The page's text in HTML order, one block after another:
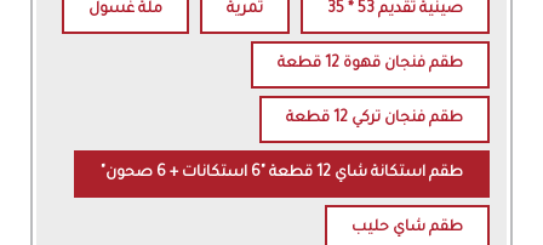
صينية تقديم 53 * 35 تمرية ملة غسول
طقم فنجان قهوة 12 قطعة
طقم فنجان تركي 12 قطعة
طقم استكانة شاي 12 قطعة "6 استكانات + 6 صحون"
طقم شاي حليب